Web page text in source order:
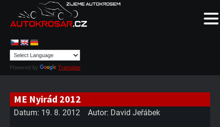
Powered by Translate
ME Nyirád 2012
Datum: 19. 8. 2012 Autor: David Jeřábek